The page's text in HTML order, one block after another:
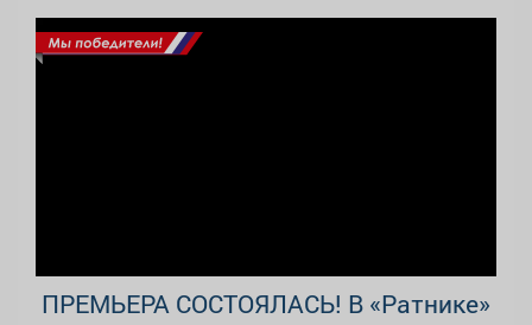
️ ПРЕМЬЕРА СОСТОЯЛАСЬ! В «Ратнике»